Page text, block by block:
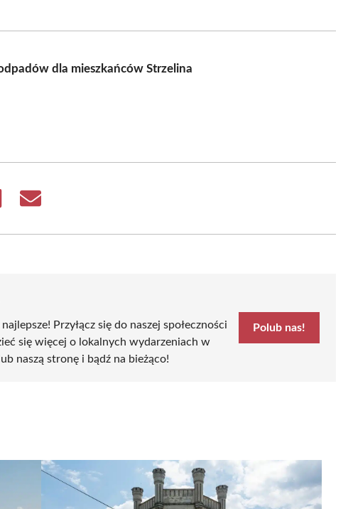
dla mieszkańców Strzelina
Share
Przyłącz się do naszej społeczności
się więcej o lokalnych wydarzeniach w
naszą stronę i bądź na bieżąco!
Polub nas!